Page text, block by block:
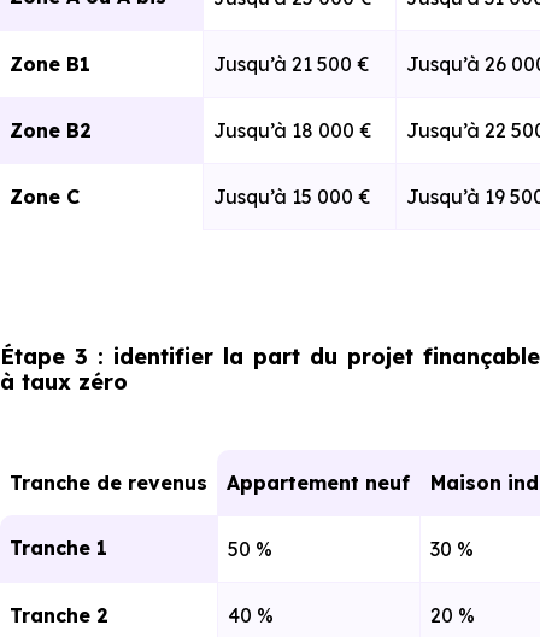
Zone B1 Jusqu’à 21 500 € Jusqu’à 26
Zone B2 Jusqu’à 18 000 € Jusqu’à 22
Zone C Jusqu’à 15 000 € Jusqu’à 19
Étape 3 : identifier la part du projet finançable
à taux zéro
Tranche de revenus Appartement neuf Maison
Tranche 1 50 % 30 %
Tranche 2 40 % 20 %